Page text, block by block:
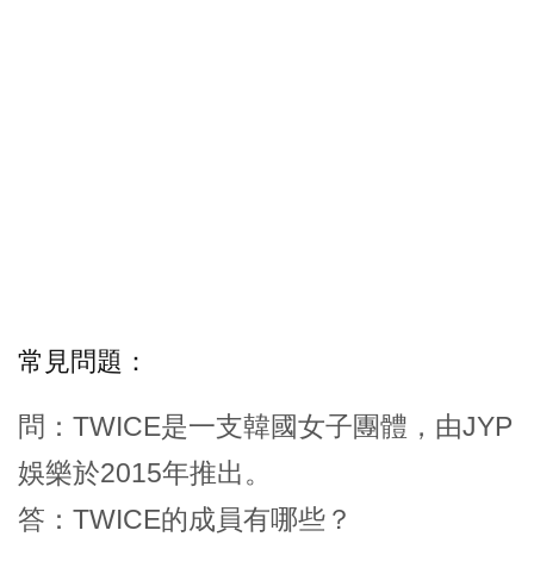
常見問題：
問：TWICE是一支韓國女子團體，由JYP
娛樂於2015年推出。
答：TWICE的成員有哪些？